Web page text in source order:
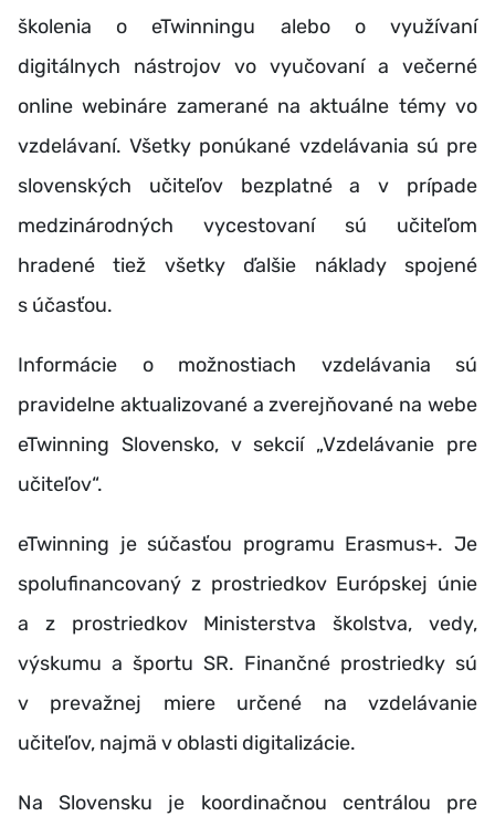
školenia o eTwinningu alebo o využívaní
digitálnych nástrojov vo vyučovaní a večerné
online webináre zamerané na aktuálne témy vo
vzdelávaní. Všetky ponúkané vzdelávania sú pre
slovenských učiteľov bezplatné a v prípade
medzinárodných vycestovaní sú učiteľom
hradené tiež všetky ďalšie náklady spojené
s účasťou.
Informácie o možnostiach vzdelávania sú
pravidelne aktualizované a zverejňované na webe
eTwinning Slovensko, v sekcií „Vzdelávanie pre
učiteľov“.
eTwinning je súčasťou programu Erasmus+. Je
spolufinancovaný z prostriedkov Európskej únie
a z prostriedkov Ministerstva školstva, vedy,
výskumu a športu SR. Finančné prostriedky sú
v prevažnej miere určené na vzdelávanie
učiteľov, najmä v oblasti digitalizácie.
Na Slovensku je koordinačnou centrálou pre